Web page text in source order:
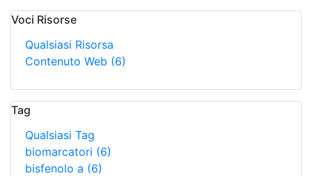
Voci Risorse
Qualsiasi Risorsa
Contenuto Web (6)
Tag
Qualsiasi Tag
biomarcatori (6)
bisfenolo a (6)